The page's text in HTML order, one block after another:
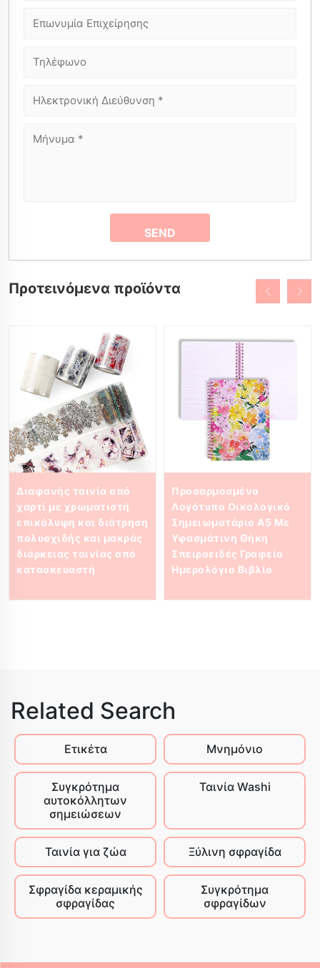
Προτεινόμενα προϊόντα
Διαφανής ταινία από
χαρτί με χρωματιστή
επικάλυψη και διάτρηση
πολυσχιδής και μακράς
διάρκειας ταινίας από
κατασκευαστή
Προσαρμοσμένο
Λογότυπο Οικολογικό
Σημειωματάριο A5 Με
Υφασμάτινη Θήκη
Σπειροειδές Γραφείο
Ημερολόγιο Βιβλίο
Related Search
Ετικέτα Μνημόνιο
Συγκρότημα
αυτοκόλλητων
σημειώσεων
Ταινία Washi
Ταινία για ζώα Ξύλινη σφραγίδα
Σφραγίδα κεραμικής
σφραγίδας
Συγκρότημα
σφραγίδων